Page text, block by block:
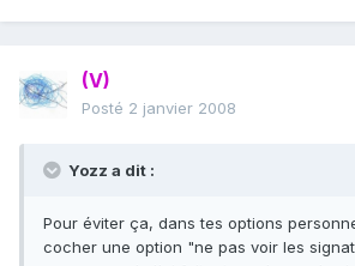
(V)
Posté 2 janvier 2008
Yozz a dit :
Pour éviter ça, dans tes options
cocher une option "ne pas voir les